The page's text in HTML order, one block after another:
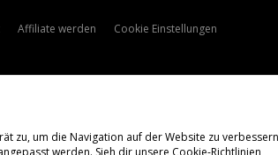
Affiliate werden
Cookie Einstellungen
zu, um die Navigation auf der Website zu
werden. Sieh dir unsere Cookie-Richtlinien